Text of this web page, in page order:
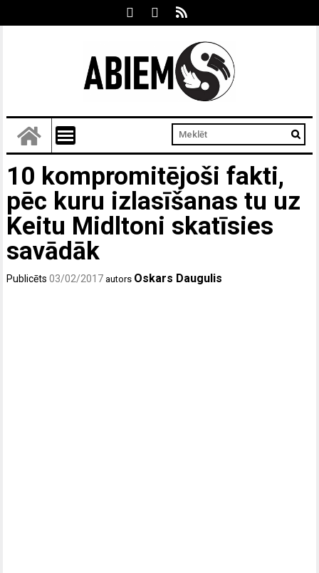
10 kompromitējoši fakti,
pēc kuru izlasīšanas tu uz
Keitu Midltoni skatīsies
savādāk
Publicēts03/02/2017 autors Oskars Daugulis